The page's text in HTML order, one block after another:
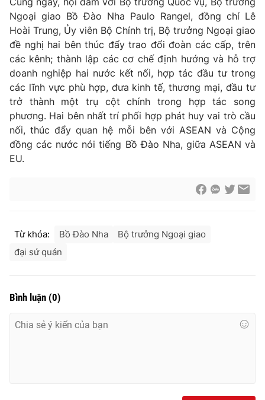
Cơ quan báo chí: Thời báo VTV
Giấy phép hoạt động báo in và báo điện tử số 483/GP-BTTTT
cấp ngày 29/12/2023
Tổng Biên tập:Vũ Thanh Thủy
Phó Tổng Biên tập:Nguyễn Thị Mỹ Hạnh, Phạm Quốc Thắng,
Nguyễn Trọng Ninh
Tổng đài VTV:024.38 355 931 - 024.38 355 932
Ðiện thoại Thời báo VTV: 024.66 897 897
Email:
toasoan@vtv.vn
Liên hệ quảng cáo:
® Cấm sao chép dưới mọi hình thức nếu không có sự chấp
Ngoại giao Bồ Đào Nha Paulo Rangel, đồng chí Lê
Hoài Trung, Ủy viên Bộ Chính trị, Bộ trưởng Ngoại giao
đề nghị hai bên thúc đẩy trao đổi đoàn các cấp, trên
các kênh; thành lập các cơ chế định hướng và hỗ trợ
doanh nghiệp hai nước kết nối, hợp tác đầu tư trong
các lĩnh vực phù hợp, đưa kinh tế, thương mại, đầu tư
trở thành một trụ cột chính trong hợp tác song
phương. Hai bên nhất trí phối hợp phát huy vai trò cầu
nối, thúc đẩy quan hệ mỗi bên với ASEAN và Cộng
đồng các nước nói tiếng Bồ Đào Nha, giữa ASEAN và
EU.
Từ khóa: Bồ Đào Nha
Bộ trưởng Ngoại giao
đại sứ quán
Bình luận (0)